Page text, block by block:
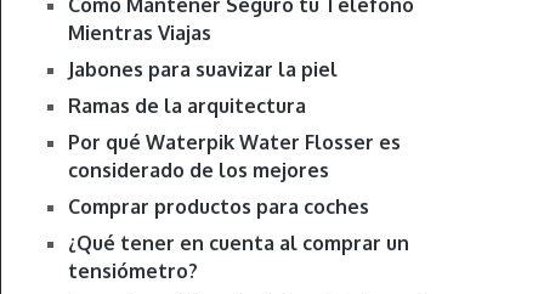
Cómo Mantener Seguro tu Teléfono
Mientras Viajas
Jabones para suavizar la piel
Ramas de la arquitectura
Por qué Waterpik Water Flosser es
considerado de los mejores
Comprar productos para coches
¿Qué tener en cuenta al comprar un
tensiómetro?